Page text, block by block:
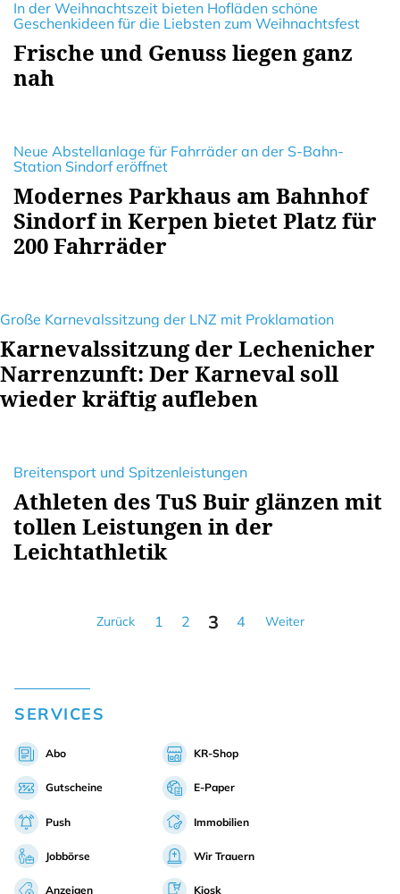
In der Weihnachtszeit bieten Hofläden schöne
Geschenkideen für die Liebsten zum Weihnachtsfest
Frische und Genuss liegen ganz
nah
Neue Abstellanlage für Fahrräder an der S-Bahn-
Station Sindorf eröffnet
Modernes Parkhaus am Bahnhof
Sindorf in Kerpen bietet Platz für
200 Fahrräder
Große Karnevalssitzung der LNZ mit Proklamation
Karnevalssitzung der Lechenicher
Narrenzunft: Der Karneval soll
wieder kräftig aufleben
Breitensport und Spitzenleistungen
Athleten des TuS Buir glänzen mit
tollen Leistungen in der
Leichtathletik
Zurück 1 2 3 4 Weiter
SERVICES
Abo KR-Shop
Gutscheine E-Paper
Push Immobilien
Jobbörse Wir Trauern
Anzeigen Kiosk